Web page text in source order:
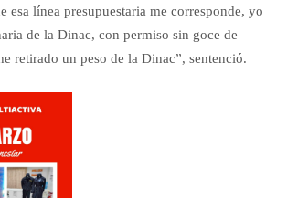
esa línea presupuestaria me corresponde, yo
de la Dinac, con permiso sin goce de
retirado un peso de la Dinac”, sentenció.